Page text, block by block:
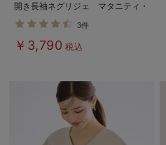
開き長袖ネグリジェ マタニティ・
授乳パジャマ【産後も長く着れる】
3件
￥3,790 税込